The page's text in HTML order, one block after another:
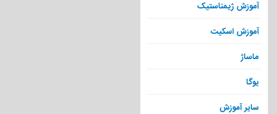
آموزش ژیمناستیک
آموزش اسکیت
ماساژ
یوگا
سایر آموزش